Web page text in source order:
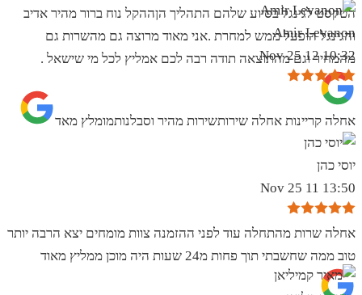
הטקסט לגינגל בסיוע שלהם התהליך הןההקל נוח ברור מהיר אדיב
והגינגל הופעל ממש למחרת .אני מאוד מרוצה גם מהשרות גם
מהמחיר וגם מהתוצאה תודה רבה לכם אמליץ לכל מי שישאל .
Amir Levanon
10:32 12 Nov 25
אחלה קריינות אחלה שירותשירות מהיר וסבלנותמומלץ מאד
יוסי כהן
13:50 11 Nov 25
אחלה שרות מהתחלה עוד לפני ההזמנה צוות מומחים יצא הרבה יותר
טוב ממה שחשבתי תוך פחות מ24 שעות היה מוכן ממליץ מאוד